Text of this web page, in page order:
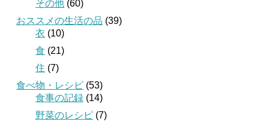
その他 (60)
おススメの生活の品 (39)
衣 (10)
食 (21)
住 (7)
食べ物・レシピ (53)
食事の記録 (14)
野菜のレシピ (7)